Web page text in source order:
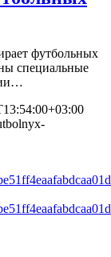
футбольных
специальные